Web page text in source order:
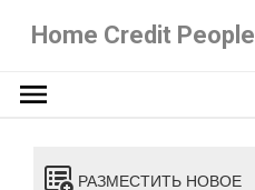
Home Credit People
РАЗМЕСТИТЬ НОВОЕ